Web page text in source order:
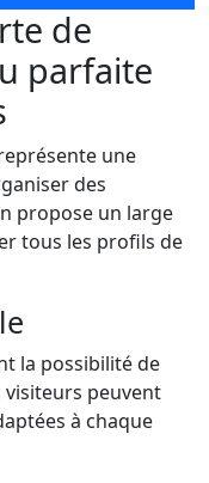
de
parfaite
une
des
propose un large
tous les profils de
la possibilité de
peuvent
à chaque